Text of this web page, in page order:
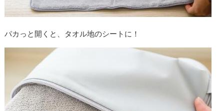
パカっと開くと、タオル地のシートに！